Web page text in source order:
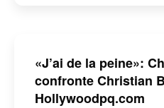
«J’ai de la peine»:
confronte Christian
Hollywoodpq.com